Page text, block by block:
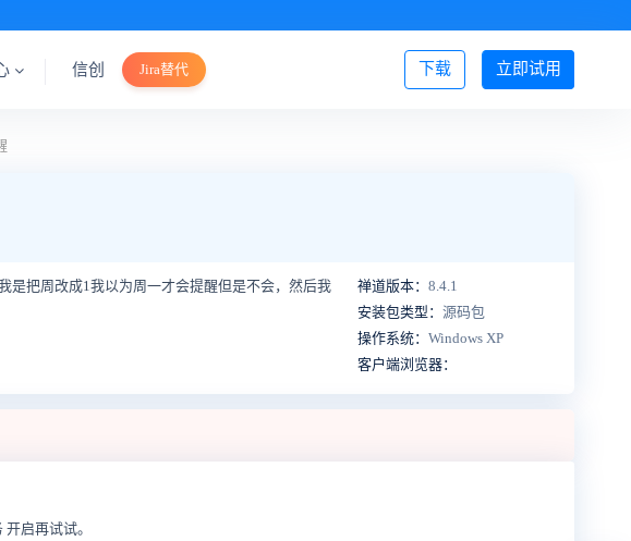
立即试用
下载
信创 Jira替代 登录/注册
是把周改成1我以为周一才会提醒但是不会，然后我
禅道版本： 8.4.1
安装包类型： 源码包
操作系统： Windows XP
客户端浏览器：
启再试试。